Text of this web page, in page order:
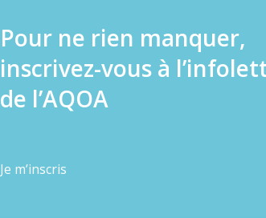
Pour ne rien manquer,
inscrivez-vous à
de l’AQOA
Je m’inscris